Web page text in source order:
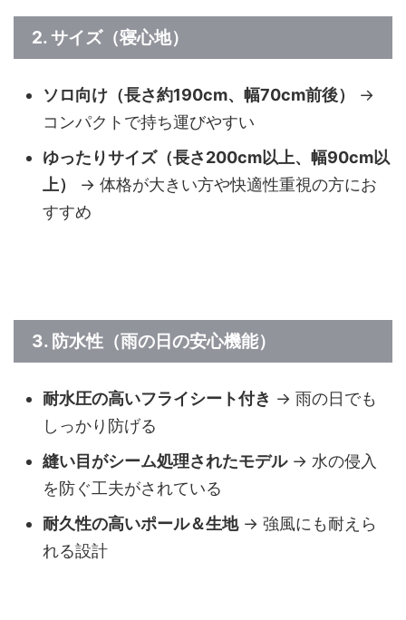
2. サイズ（寝心地）
ソロ向け（長さ約190cm、幅70cm前後）
→
コンパクトで持ち運びやすい
ゆったりサイズ（長さ200cm以上、幅90cm以
上）
→ 体格が大きい方や快適性重視の方にお
すすめ
3. 防水性（雨の日の安心機能）
耐水圧の高いフライシート付き → 雨の日でも
しっかり防げる
縫い目がシーム処理されたモデル→ 水の侵入
を防ぐ工夫がされている
耐久性の高いポール＆生地→ 強風にも耐えら
れる設計